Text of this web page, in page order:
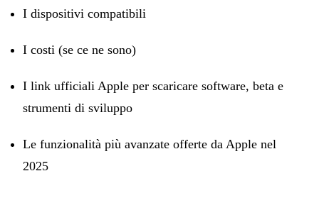
I dispositivi compatibili
I costi (se ce ne sono)
I link ufficiali Apple per scaricare software, beta e
strumenti di sviluppo
Le funzionalità più avanzate offerte da Apple nel
2025